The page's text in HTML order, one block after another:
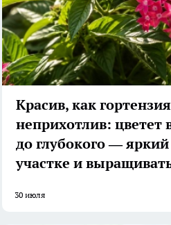
Красив, как
неприхотлив: цветет
до глубокого —
участке и
30 июля